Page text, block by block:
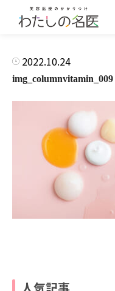
2022.10.24
img_columnvitamin_009